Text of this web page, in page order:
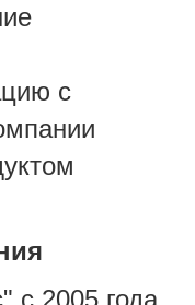
с
2005 года